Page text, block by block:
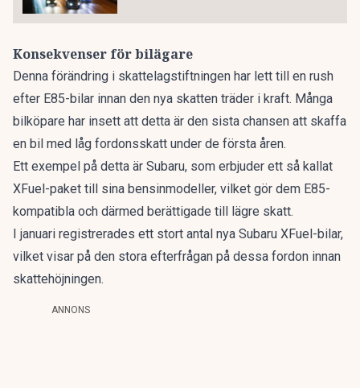
Konsekvenser för bilägare
Denna förändring i skattelagstiftningen har lett till en rush
efter E85-bilar innan den nya skatten träder i kraft. Många
bilköpare har insett att detta är den sista chansen att skaffa
en bil med låg fordonsskatt under de första åren.
Ett exempel på detta är Subaru, som erbjuder ett så kallat
XFuel-paket till sina bensinmodeller, vilket gör dem E85-
kompatibla och därmed berättigade till lägre skatt.
I januari registrerades ett stort antal nya Subaru XFuel-bilar,
vilket visar på den stora efterfrågan på dessa fordon innan
skattehöjningen.
ANNONS